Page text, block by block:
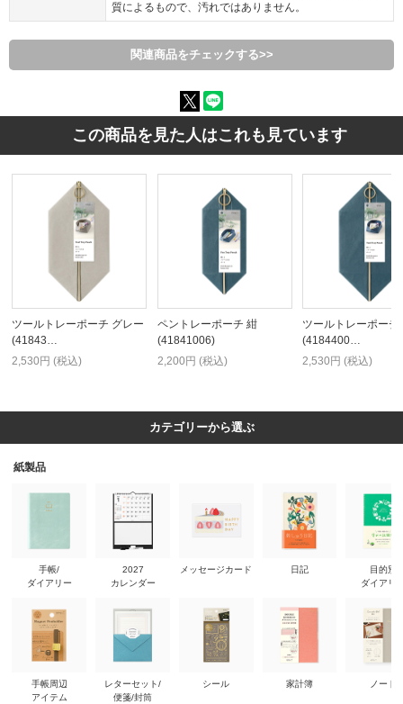
質によるもので、汚れではありません。
関連商品をチェックする>>
この商品を見た人はこれも見ています
ツールトレーポーチ グレー
(41843…
2,530円 (税込)
ペントレーポーチ 紺
(41841006)
2,200円 (税込)
ツールトレーポーチ
(4184400…
2,530円 (税込)
カテゴリーから選ぶ
紙製品
手帳/
ダイアリー
手帳周辺
アイテム
2027
カレンダー
レターセット/
便箋/封筒
メッセージカード
シール
日記
家計簿
目的別
ダイアリ
ノート